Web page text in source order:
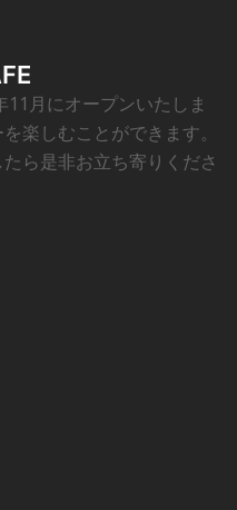
月にオープンいたしま
楽しむことができます。
ら是非お立ち寄りくださ